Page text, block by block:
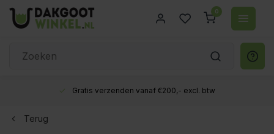
0
Gratis verzenden vanaf €200,- excl. btw
Terug